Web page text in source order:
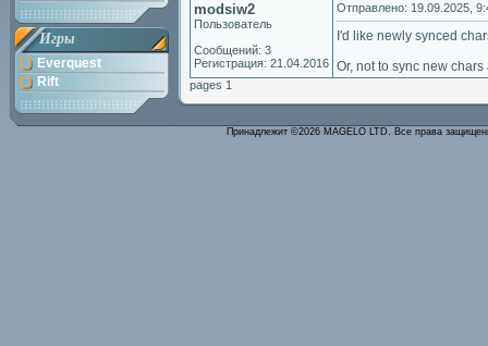
Игры
Everquest
Rift
modsiw2
Пользователь
Сообщений: 3
Регистрация: 21.04.2016
Отправлено: 19.09.2025,
I'd like newly synced
Or, not to sync new
pages 1
Принадлежит ©2026 MAGELO LTD. Все права